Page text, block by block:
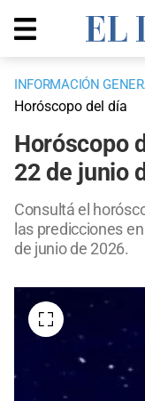
INFORMACIÓN
Horóscopo del día
Horóscopo
22 de junio
Consultá el
las predicciones
de junio de 2026.